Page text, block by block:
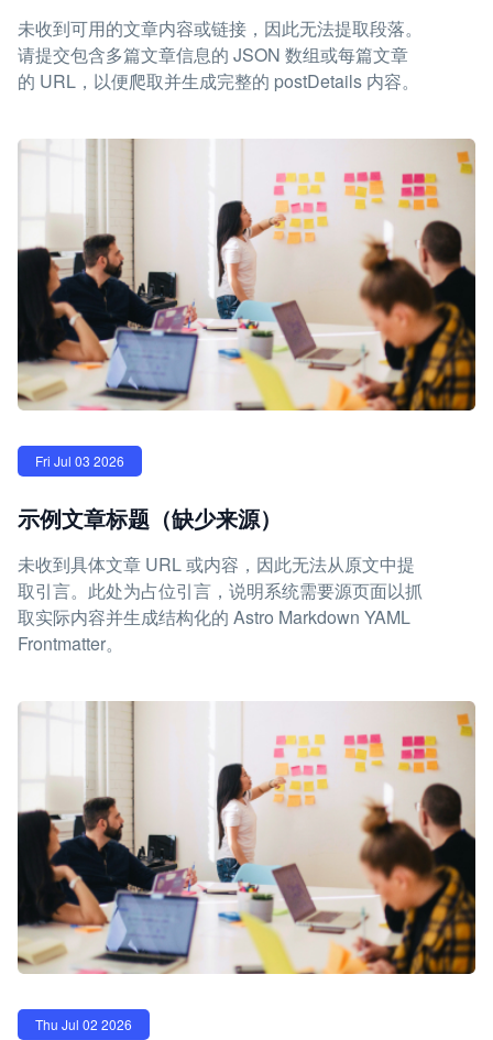
未收到可用的文章内容或链接，因此无法提取段落。
请提交包含多篇文章信息的 JSON 数组或每篇文章
的 URL，以便爬取并生成完整的 postDetails 内容。
Fri Jul 03 2026
示例文章标题（缺少来源）
未收到具体文章 URL 或内容，因此无法从原文中提
取引言。此处为占位引言，说明系统需要源页面以抓
取实际内容并生成结构化的 Astro Markdown YAML
Frontmatter。
Thu Jul 02 2026